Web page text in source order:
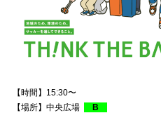
【時間】15:30〜
【場所】中央広場
B